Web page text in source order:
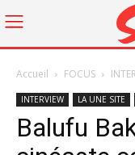
Accueil FOCUS
INTERVIEW LA UNE SITE
Balufu